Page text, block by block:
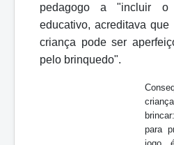
pedagogo a "incluir
educativo, acreditava
criança pode ser
pelo brinquedo".
para